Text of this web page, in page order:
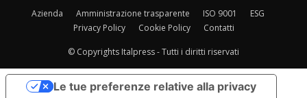
Azienda Amministrazione trasparente ISO 9001
ESG
Privacy Policy
Cookie Policy Contatti
© Copyrights Italpress - Tutti i diritti riservati
Le tue preferenze relative alla privacy